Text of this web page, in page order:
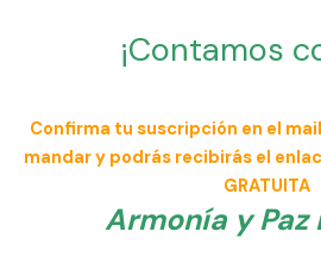
¡Contamos
Confirma tu suscripción en el
mandar y podrás recibirás el
GRATUITA
Armonía y